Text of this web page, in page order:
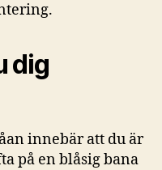
dig
innebär att du är
på en blåsig bana